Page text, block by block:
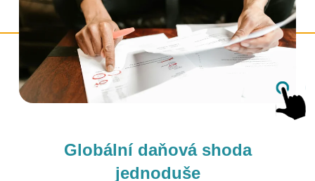
Globální daňová shoda
jednoduše